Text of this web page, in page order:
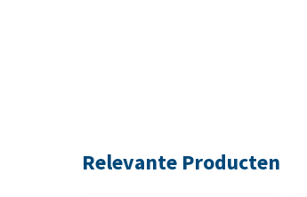
Relevante Producten